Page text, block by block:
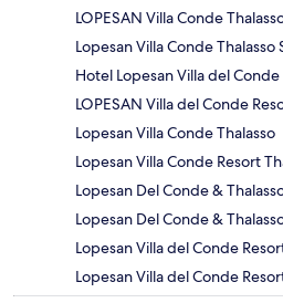
LOPESAN Villa Conde
Lopesan Villa Conde
Hotel Lopesan Villa del Conde
LOPESAN Villa del Conde
Lopesan Villa Conde Thalasso
Lopesan Villa Conde Resort
Lopesan Del Conde &
Lopesan Del Conde &
Lopesan Villa del Conde
Lopesan Villa del Conde